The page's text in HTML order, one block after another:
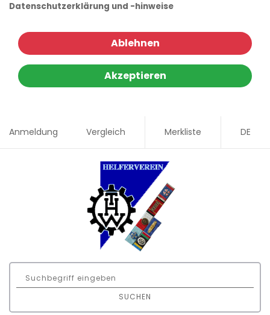
Datenschutzerklärung und -hinweise
Ablehnen
Akzeptieren
Anmeldung Vergleich Merkliste DE
SUCHEN